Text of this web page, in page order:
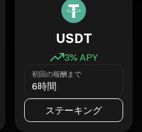
USDT
3% APY
初回の報酬まで
6時間
ステーキング